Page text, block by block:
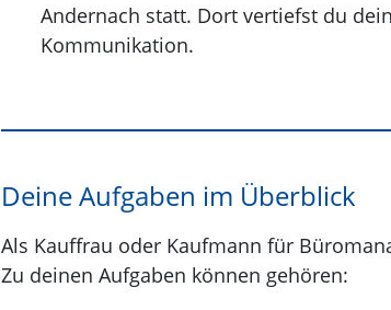
Andernach statt. Dort vertiefst du
Kommunikation.
Deine Aufgaben im Überblick
Als Kauffrau oder Kaufmann für
Zu deinen Aufgaben können gehören: